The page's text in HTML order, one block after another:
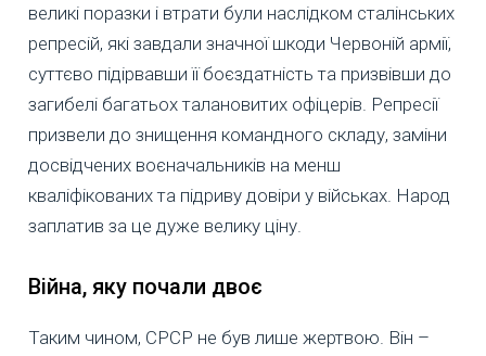
великі поразки і втрати були наслідком сталінських
репресій, які завдали значної шкоди Червоній армії,
суттєво підірвавши її боєздатність та призвівши до
загибелі багатьох талановитих офіцерів. Репресії
призвели до знищення командного складу, заміни
досвідчених воєначальників на менш
кваліфікованих та підриву довіри у військах. Народ
заплатив за це дуже велику ціну.
Війна, яку почали двоє
Таким чином, СРСР не був лише жертвою. Він –